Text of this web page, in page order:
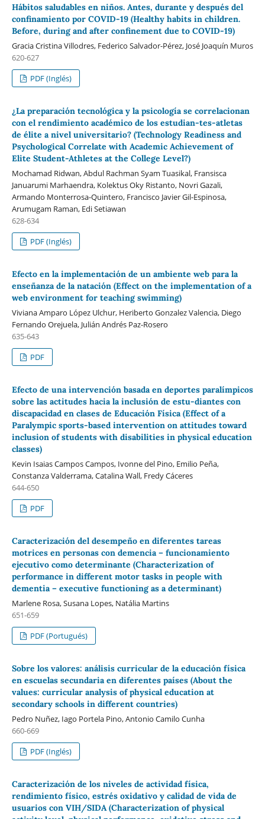
Hábitos saludables en niños. Antes, durante y después del
confinamiento por COVID-19 (Healthy habits in children.
Before, during and after confinement due to COVID-19)
Gracia Cristina Villodres, Federico Salvador-Pérez, José Joaquín Muros
620-627
PDF (Inglés)
¿La preparación tecnológica y la psicología se correlacionan
con el rendimiento académico de los estudian-tes-atletas
de élite a nivel universitario? (Technology Readiness and
Psychological Correlate with Academic Achievement of
Elite Student-Athletes at the College Level?)
Mochamad Ridwan, Abdul Rachman Syam Tuasikal, Fransisca
Januarumi Marhaendra, Kolektus Oky Ristanto, Novri Gazali,
Armando Monterrosa-Quintero, Francisco Javier Gil-Espinosa,
Arumugam Raman, Edi Setiawan
628-634
PDF (Inglés)
Efecto en la implementación de un ambiente web para la
enseñanza de la natación (Effect on the implementation of a
web environment for teaching swimming)
Viviana Amparo López Ulchur, Heriberto Gonzalez Valencia, Diego
Fernando Orejuela, Julián Andrés Paz-Rosero
635-643
PDF
Efecto de una intervención basada en deportes paralímpicos
sobre las actitudes hacia la inclusión de estu-diantes con
discapacidad en clases de Educación Física (Effect of a
Paralympic sports-based intervention on attitudes toward
inclusion of students with disabilities in physical education
classes)
Kevin Isaias Campos Campos, Ivonne del Pino, Emilio Peña,
Constanza Valderrama, Catalina Wall, Fredy Cáceres
644-650
PDF
Caracterización del desempeño en diferentes tareas
motrices en personas con demencia – funcionamiento
ejecutivo como determinante (Characterization of
performance in different motor tasks in people with
dementia – executive functioning as a determinant)
Marlene Rosa, Susana Lopes, Natália Martins
651-659
PDF (Portugués)
Sobre los valores: análisis curricular de la educación física
en escuelas secundaria en diferentes países (About the
values: curricular analysis of physical education at
secondary schools in different countries)
Pedro Nuñez, Iago Portela Pino, Antonio Camilo Cunha
660-669
PDF (Inglés)
Caracterización de los niveles de actividad física,
rendimiento físico, estrés oxidativo y calidad de vida de
usuarios con VIH/SIDA (Characterization of physical